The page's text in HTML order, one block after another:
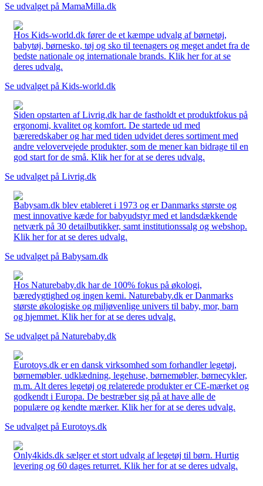
Se udvalget på MamaMilla.dk
Hos Kids-world.dk fører de et kæmpe udvalg af børnetøj,
babytøj, børnesko, tøj og sko til teenagers og meget andet fra de
bedste nationale og internationale brands. Klik her for at se
deres udvalg.
Se udvalget på Kids-world.dk
Siden opstarten af Livrig.dk har de fastholdt et produktfokus på
ergonomi, kvalitet og komfort. De startede ud med
bæreredskaber og har med tiden udvidet deres sortiment med
andre velovervejede produkter, som de mener kan bidrage til en
god start for de små. Klik her for at se deres udvalg.
Se udvalget på Livrig.dk
Babysam.dk blev etableret i 1973 og er Danmarks største og
mest innovative kæde for babyudstyr med et landsdækkende
netværk på 30 detailbutikker, samt institutionssalg og webshop.
Klik her for at se deres udvalg.
Se udvalget på Babysam.dk
Hos Naturebaby.dk har de 100% fokus på økologi,
bæredygtighed og ingen kemi. Naturebaby.dk er Danmarks
største økologiske og miljøvenlige univers til baby, mor, barn
og hjemmet. Klik her for at se deres udvalg.
Se udvalget på Naturebaby.dk
Eurotoys.dk er en dansk virksomhed som forhandler legetøj,
børnemøbler, udklædning, legehuse, børnemøbler, børnecykler,
m.m. Alt deres legetøj og relaterede produkter er CE-mærket og
godkendt i Europa. De bestræber sig på at have alle de
populære og kendte mærker. Klik her for at se deres udvalg.
Se udvalget på Eurotoys.dk
Only4kids.dk sælger et stort udvalg af legetøj til børn. Hurtig
levering og 60 dages returret. Klik her for at se deres udvalg.